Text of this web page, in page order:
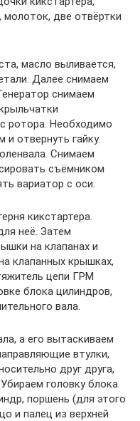
молоток, две отвёртки
масло выливается,
Далее снимаем
снимаем
ротора. Необходимо
отвернуть гайку.
Снимаем
съёмником
вариатор с оси.
кикстартера.
неё. Затем
на клапанах и
клапанных крышках,
цепи ГРМ
блока цилиндров,
вала.
а его вытаскиваем
втулки,
друг друга,
головку блока
поршень (для этого
и палец из верхней